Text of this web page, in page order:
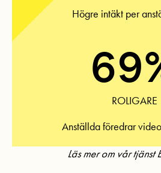
Högre intäkt per
ROLIGARE
Anställda föredrar
Läs mer om vår tjänst